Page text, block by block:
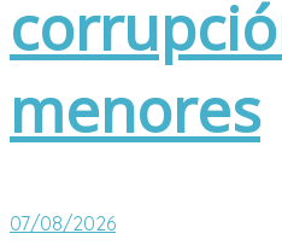
menores
07/08/2026